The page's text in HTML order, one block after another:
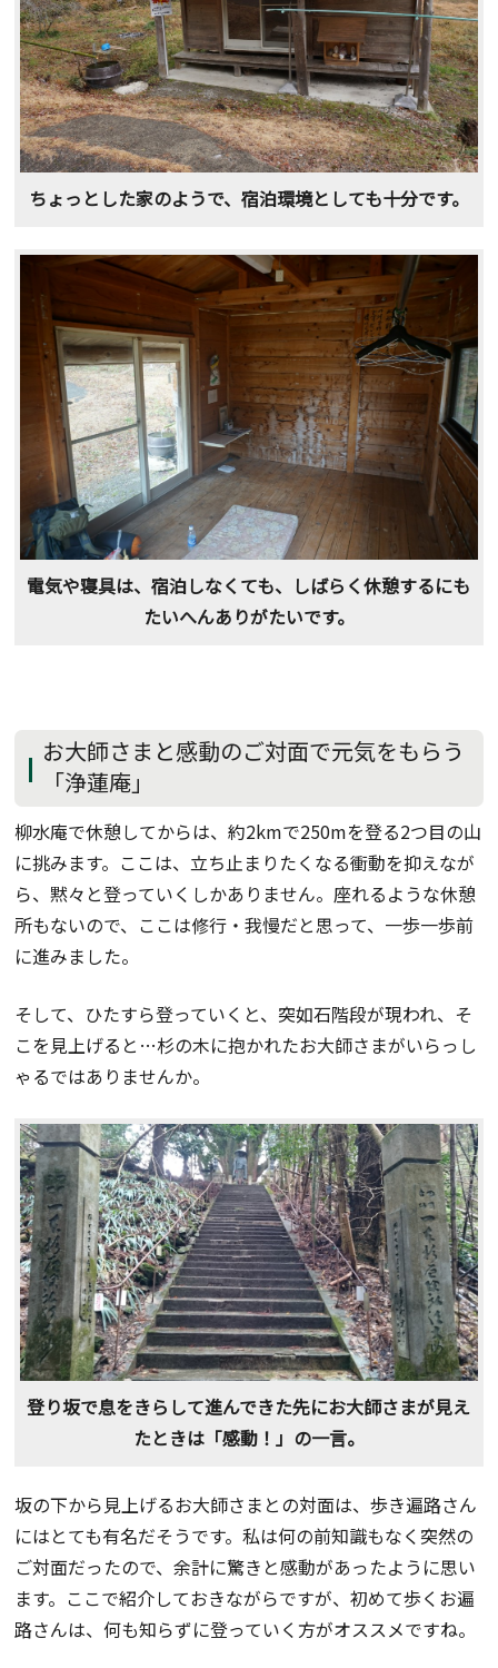
ちょっとした家のようで、宿泊環境としても十分です。
電気や寝具は、宿泊しなくても、しばらく休憩するにも
たいへんありがたいです。
お大師さまと感動のご対面で元気をもらう
「浄蓮庵」
柳水庵で休憩してからは、約2kmで250mを登る2つ目の山
に挑みます。ここは、立ち止まりたくなる衝動を抑えなが
ら、黙々と登っていくしかありません。座れるような休憩
所もないので、ここは修行・我慢だと思って、一歩一歩前
に進みました。
そして、ひたすら登っていくと、突如石階段が現われ、そ
こを見上げると…杉の木に抱かれたお大師さまがいらっし
ゃるではありませんか。
登り坂で息をきらして進んできた先にお大師さまが見え
たときは「感動！」の一言。
坂の下から見上げるお大師さまとの対面は、歩き遍路さん
にはとても有名だそうです。私は何の前知識もなく突然の
ご対面だったので、余計に驚きと感動があったように思い
ます。ここで紹介しておきながらですが、初めて歩くお遍
路さんは、何も知らずに登っていく方がオススメですね。